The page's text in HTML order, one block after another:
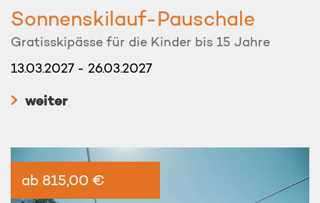
Sonnenskilauf-Pauschale
Gratisskipässe für die Kinder bis 15 Jahre
13.03.2027 - 26.03.2027
weiter
ab 815,00 €